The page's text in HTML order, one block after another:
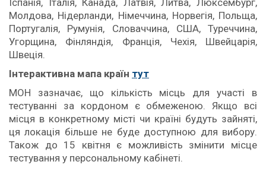
Іспанія, Італія, Канада, Латвія, Литва, Люксембург,
Молдова, Нідерланди, Німеччина, Норвегія, Польща,
Португалія, Румунія, Словаччина, США, Туреччина,
Угорщина, Фінляндія, Франція, Чехія, Швейцарія,
Швеція.
Інтерактивна мапа країн тут
МОН зазначає, що кількість місць для участі в
тестуванні за кордоном є обмеженою. Якщо всі
місця в конкретному місті чи країні будуть зайняті,
ця локація більше не буде доступною для вибору.
Також до 15 квітня є можливість змінити місце
тестування у персональному кабінеті.